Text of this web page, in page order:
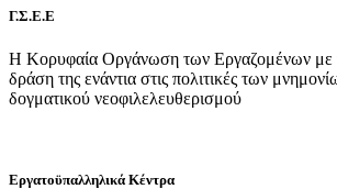
Γ.Σ.Ε.Ε
Η Κορυφαία Οργάνωση των Εργαζομένων με
δράση της ενάντια στις πολιτικές των
δογματικού νεοφιλελευθερισμού
Εργατοϋπαλληλικά Κέντρα